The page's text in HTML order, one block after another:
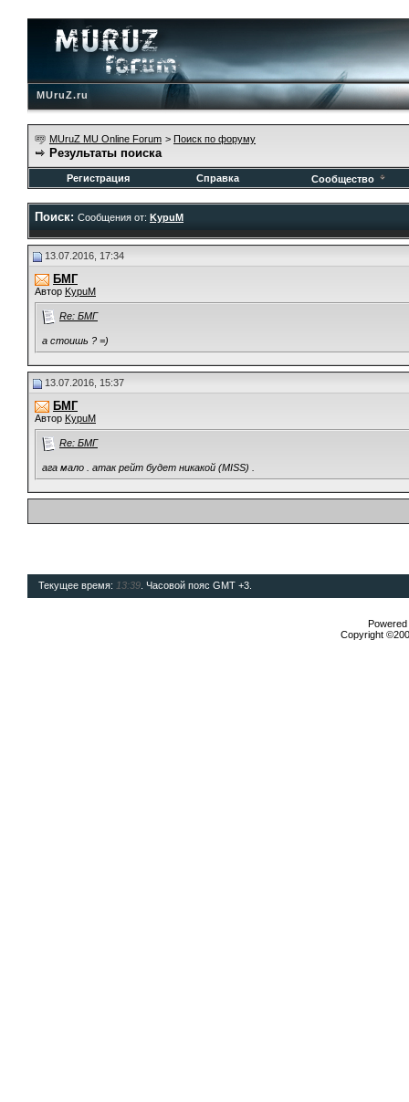
MUruZ.ru
MUruZ MU Online Forum > Поиск по форуму
Результаты поиска
Регистрация Справка Сообщество
Поиск: Сообщения от: KypuM
13.07.2016, 17:34
БМГ
Автор KypuM
Re: БМГ
а стоишь ? =)
13.07.2016, 15:37
БМГ
Автор KypuM
Re: БМГ
ага мало . атак рейт будет никакой (MISS) .
Текущее время: 13:39 . Часовой пояс GMT +3.
Copyright